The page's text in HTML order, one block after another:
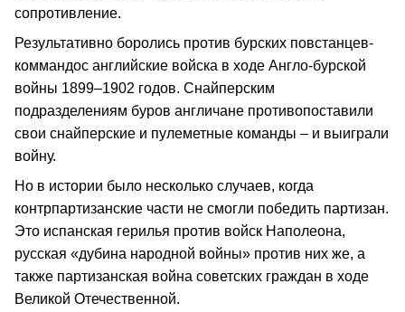
сопротивление.
Результативно боролись против бурских повстанцев-
коммандос английские войска в ходе Англо-бурской
войны 1899–1902 годов. Снайперским
подразделениям буров англичане противопоставили
свои снайперские и пулеметные команды – и выиграли
войну.
Но в истории было несколько случаев, когда
контрпартизанские части не смогли победить партизан.
Это испанская герилья против войск Наполеона,
русская «дубина народной войны» против них же, а
также партизанская война советских граждан в ходе
Великой Отечественной.